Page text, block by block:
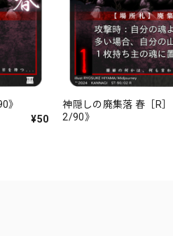
》
¥50
神隠しの廃集落 春［R
2/90》